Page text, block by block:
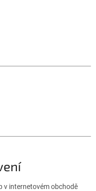
v internetovém obchodě